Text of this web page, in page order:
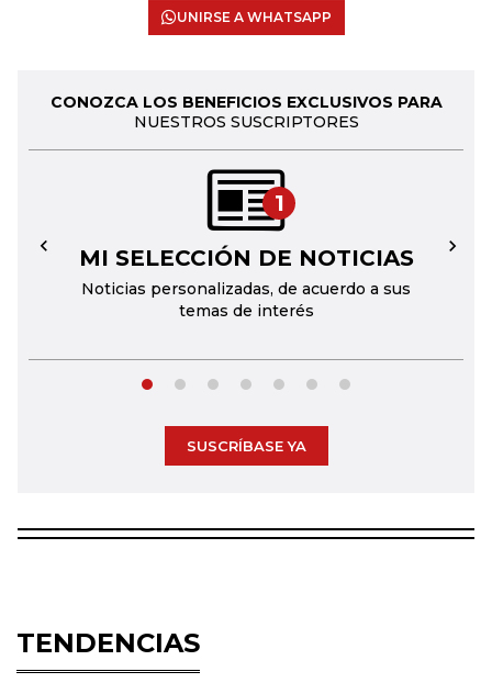
UNIRSE A WHATSAPP
CONOZCA LOS BENEFICIOS EXCLUSIVOS PARA
NUESTROS SUSCRIPTORES
1
MI SELECCIÓN DE NOTICIAS
Noticias personalizadas, de acuerdo a sus
temas de interés
← →
SUSCRÍBASE YA
TENDENCIAS